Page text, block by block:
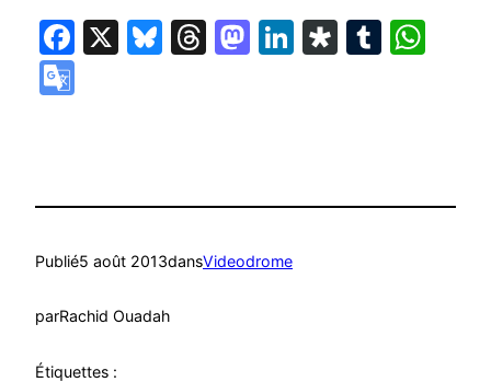
Facebook
X Bluesky
Threads
Mastodon
LinkedIn
Diaspora
Publié5 août 2013dansVideodrome
parRachid Ouadah
Étiquettes :